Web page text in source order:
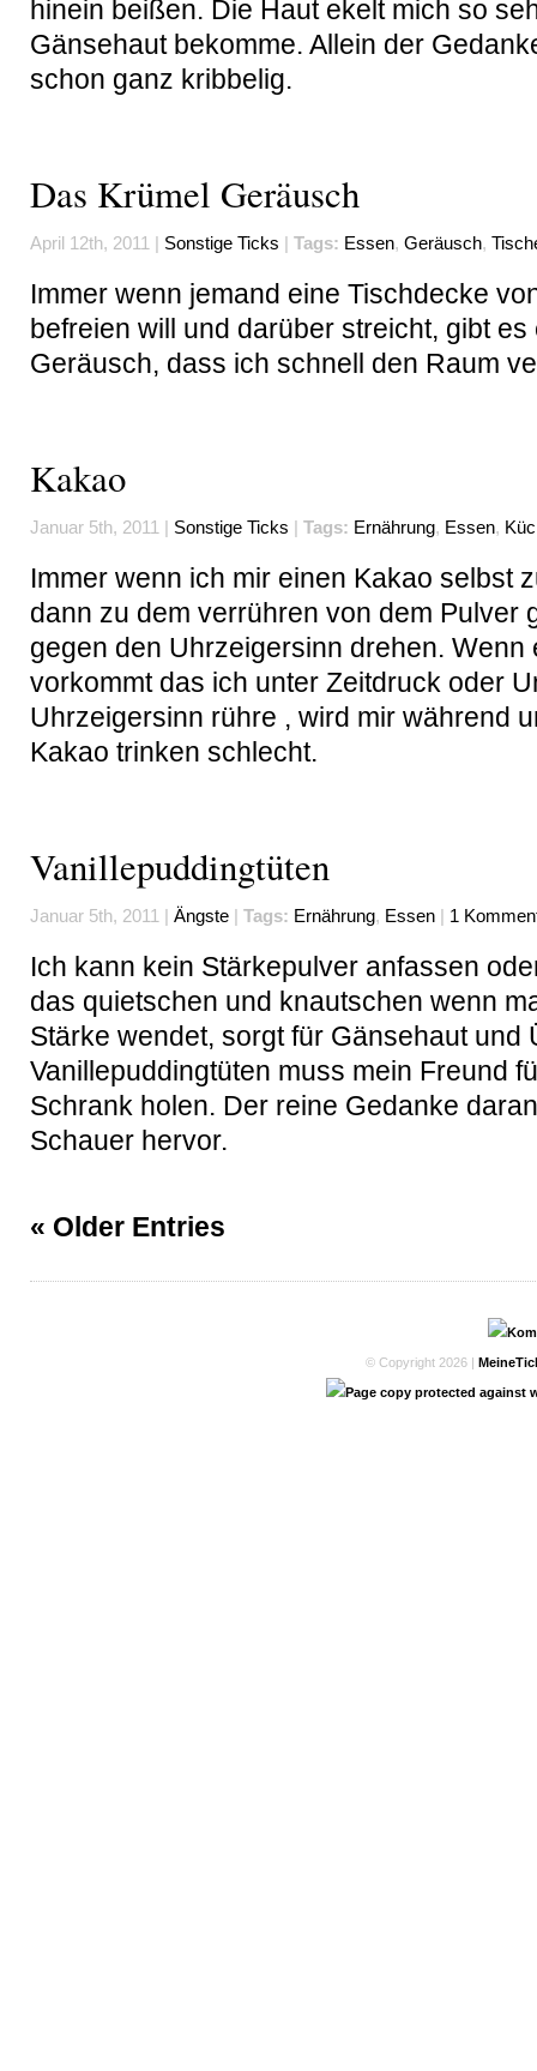
hinein beißen. Die Haut ekelt mich so
Gänsehaut bekomme. Allein der
schon ganz kribbelig.
Das Krümel Geräusch
April 12th, 2011 | Sonstige Ticks | Tags: Essen, Geräusch,
Immer wenn jemand eine Tischdecke
befreien will und darüber streicht, gibt
Geräusch, dass ich schnell den Raum
Kakao
Januar 5th, 2011 | Sonstige Ticks | Tags: Ernährung, Essen,
Immer wenn ich mir einen Kakao selbst
dann zu dem verrühren von dem Pulver
gegen den Uhrzeigersinn drehen. Wenn
vorkommt das ich unter Zeitdruck oder
Uhrzeigersinn rühre , wird mir während
Kakao trinken schlecht.
Vanillepuddingtüten
Januar 5th, 2011 | Ängste | Tags: Ernährung, Essen | 1
Ich kann kein Stärkepulver anfassen
das quietschen und knautschen wenn
Stärke wendet, sorgt für Gänsehaut und
Vanillepuddingtüten muss mein Freund
Schrank holen. Der reine Gedanke
Schauer hervor.
« Older Entries
© Copyright 2026 |